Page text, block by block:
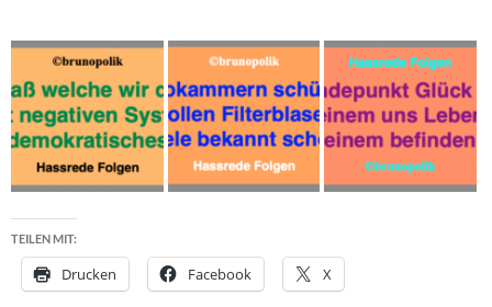
TEILEN MIT:
Drucken Facebook X